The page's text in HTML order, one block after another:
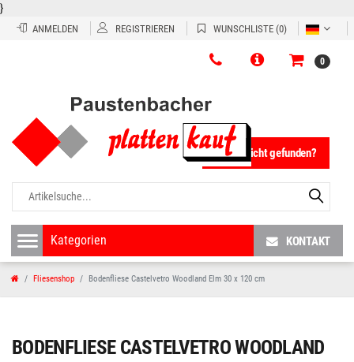
}
ANMELDEN REGISTRIEREN WUNSCHLISTE (0)
0
Fliese nicht gefunden?
KONTAKT
Fliesenshop Bodenfliese Castelvetro Woodland Elm 30 x 120 cm
BODENFLIESE CASTELVETRO WOODLAND